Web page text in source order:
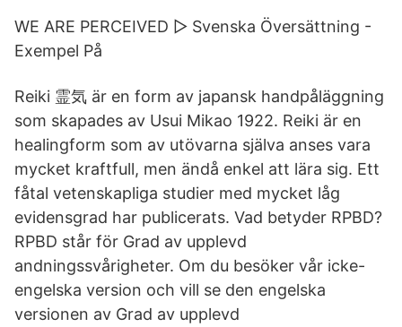
WE ARE PERCEIVED ▷ Svenska Översättning -
Exempel På
Reiki 霊気 är en form av japansk handpåläggning
som skapades av Usui Mikao 1922. Reiki är en
healingform som av utövarna själva anses vara
mycket kraftfull, men ändå enkel att lära sig. Ett
fåtal vetenskapliga studier med mycket låg
evidensgrad har publicerats. Vad betyder RPBD?
RPBD står för Grad av upplevd
andningssvårigheter. Om du besöker vår icke-
engelska version och vill se den engelska
versionen av Grad av upplevd